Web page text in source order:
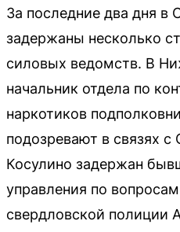
За последние два дня в
задержаны несколько
силовых ведомств. В
начальник отдела по
наркотиков
подозревают в связях
Косулино задержан
управления по
свердловской полиции